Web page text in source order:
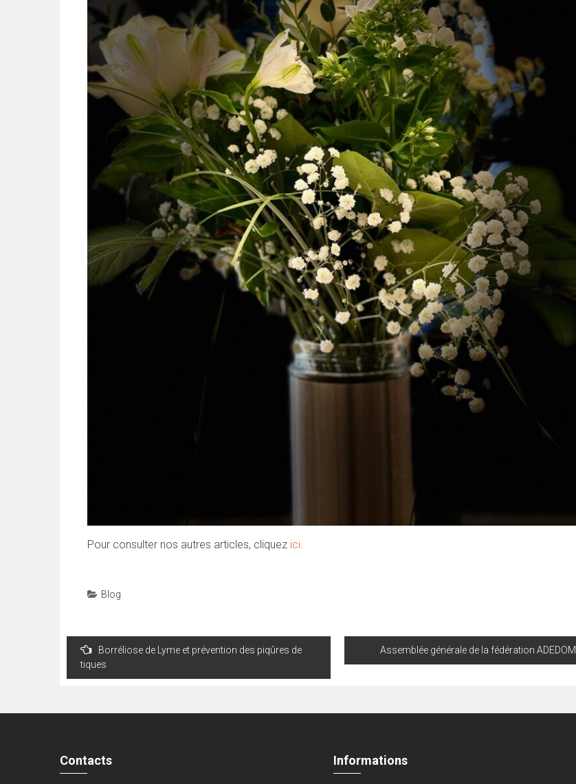
Pour consulter nos autres articles, cliquez ici.
Blog
Navigation
Borréliose de Lyme et prévention des piqûres de
tiques
Assemblée générale de la fédération ADEDOM
Contacts Informations